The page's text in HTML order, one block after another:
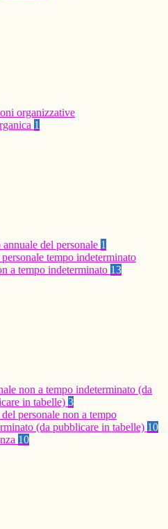
organizzative
1
del personale 1
tempo indeterminato
a tempo indeterminato 13
non a tempo indeterminato (da
in tabelle) 3
personale non a tempo
(da pubblicare in tabelle) 10
10